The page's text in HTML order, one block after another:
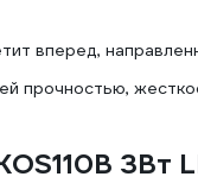
вперед,
прочностью,
3Вт